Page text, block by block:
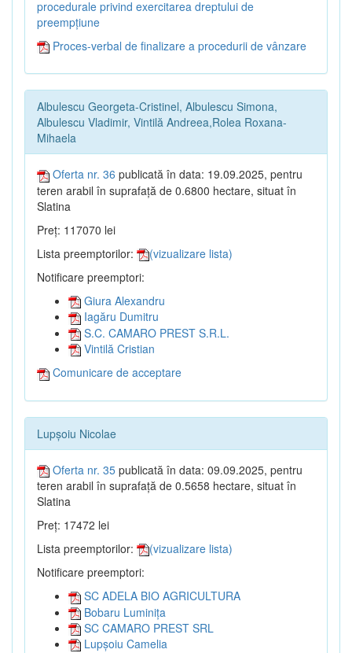
procedurale privind exercitarea dreptului de
preempțiune
Proces-verbal de finalizare a procedurii de vânzare
Albulescu Georgeta-Cristinel, Albulescu Simona,
Albulescu Vladimir, Vintilă Andreea,Rolea Roxana-
Mihaela
Oferta nr. 36 publicată în data: 19.09.2025, pentru
teren arabil în suprafață de 0.6800 hectare, situat în
Slatina
Preț: 117070 lei
Lista preemptorilor:
(vizualizare lista)
Notificare preemptori:
Giura Alexandru
Iagăru Dumitru
S.C. CAMARO PREST S.R.L.
Vintilă Cristian
Comunicare de acceptare
Lupșoiu Nicolae
Oferta nr. 35 publicată în data: 09.09.2025, pentru
teren arabil în suprafață de 0.5658 hectare, situat în
Slatina
Preț: 17472 lei
Lista preemptorilor:
(vizualizare lista)
Notificare preemptori:
SC ADELA BIO AGRICULTURA
Bobaru Luminița
SC CAMARO PREST SRL
Lupșoiu Camelia